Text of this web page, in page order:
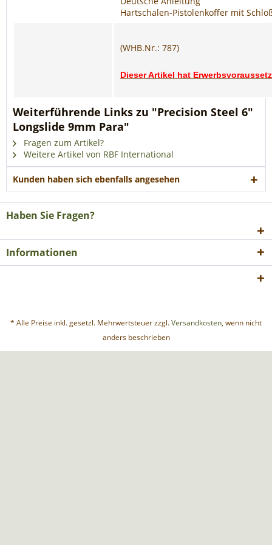
Hartschalen-Pistolenkoffer mit
(WHB.Nr.: 787)
Dieser Artikel hat
Weiterführende Links zu "Precision Steel 6"
Longslide 9mm Para"
Fragen zum Artikel?
Weitere Artikel von RBF International
Kunden haben sich ebenfalls angesehen
Haben Sie Fragen?
Informationen
* Alle Preise inkl. gesetzl. Mehrwertsteuer zzgl.Versandkosten, wenn nicht
anders beschrieben